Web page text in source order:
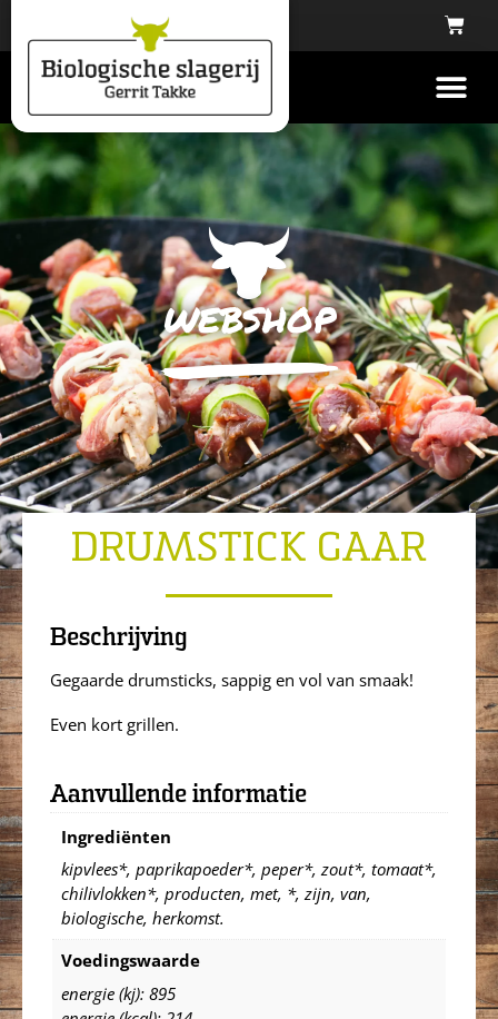
webshop
DRUMSTICK GAAR
Beschrijving
Gegaarde drumsticks, sappig en vol van smaak!
Even kort grillen.
Aanvullende informatie
Ingrediënten
kipvlees*, paprikapoeder*, peper*, zout*, tomaat*,
chilivlokken*, producten, met, *, zijn, van,
biologische, herkomst.
Voedingswaarde
energie (kj): 895